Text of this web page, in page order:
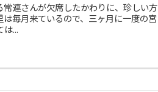
連さんが欠席したかわりに、珍しい方
毎月来ているので、三ヶ月に一度の宮
...